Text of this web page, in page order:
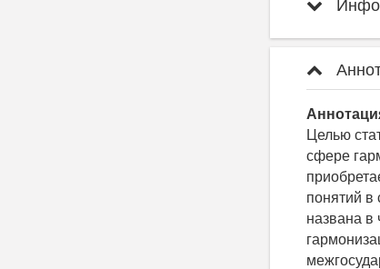
Целью
сфере
понятий в
названа в